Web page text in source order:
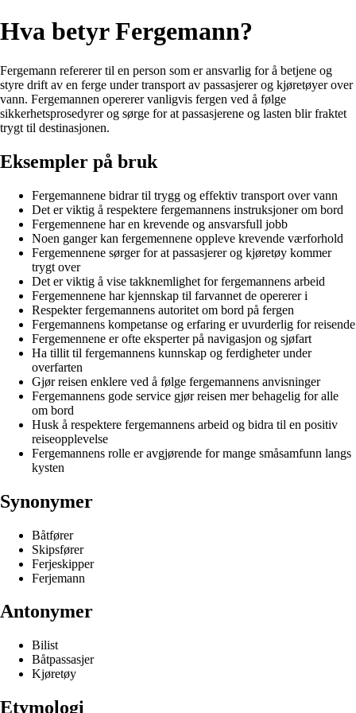
Hva betyr Fergemann?
Fergemann refererer til en person som er ansvarlig for å betjene og
styre drift av en ferge under transport av passasjerer og kjøretøyer over
vann. Fergemannen opererer vanligvis fergen ved å følge
sikkerhetsprosedyrer og sørge for at passasjerene og lasten blir fraktet
trygt til destinasjonen.
Eksempler på bruk
Fergemannene bidrar til trygg og effektiv transport over vann
Det er viktig å respektere fergemannens instruksjoner om bord
Fergemennene har en krevende og ansvarsfull jobb
Noen ganger kan fergemennene oppleve krevende værforhold
Fergemennene sørger for at passasjerer og kjøretøy kommer
trygt over
Det er viktig å vise takknemlighet for fergemannens arbeid
Fergemennene har kjennskap til farvannet de opererer i
Respekter fergemannens autoritet om bord på fergen
Fergemannens kompetanse og erfaring er uvurderlig for reisende
Fergemennene er ofte eksperter på navigasjon og sjøfart
Ha tillit til fergemannens kunnskap og ferdigheter under
overfarten
Gjør reisen enklere ved å følge fergemannens anvisninger
Fergemannens gode service gjør reisen mer behagelig for alle
om bord
Husk å respektere fergemannens arbeid og bidra til en positiv
reiseopplevelse
Fergemannens rolle er avgjørende for mange småsamfunn langs
kysten
Synonymer
Båtfører
Skipsfører
Ferjeskipper
Ferjemann
Antonymer
Bilist
Båtpassasjer
Kjøretøy
Etymologi